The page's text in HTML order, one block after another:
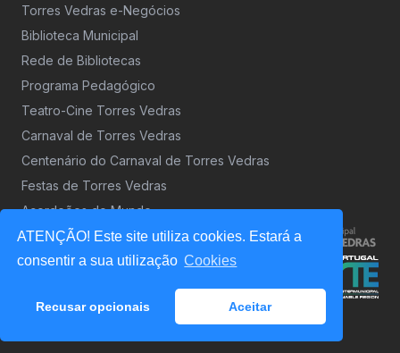
ATENÇÃO! Este site utiliza cookies. Estará a
consentir a sua utilização Cookies
Recusar opcionais Aceitar
Torres Vedras e-Negócios
Biblioteca Municipal
Rede de Bibliotecas
Programa Pedagógico
Teatro-Cine Torres Vedras
Carnaval de Torres Vedras
Centenário do Carnaval de Torres Vedras
Festas de Torres Vedras
Acordeões do Mundo